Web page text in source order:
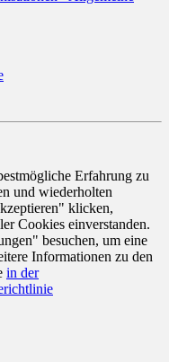
Erfahrung zu
und wiederholten
klicken,
Cookies einverstanden.
besuchen, um eine
Informationen zu den
in der